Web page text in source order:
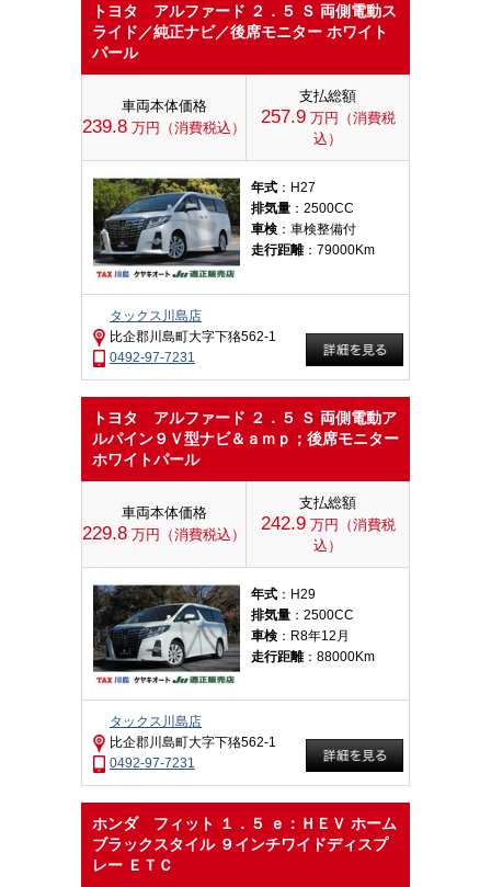
トヨタ アルファード ２．５ Ｓ 両側電動ス
ライド／純正ナビ／後席モニター ホワイト
パール
車両本体価格
239.8 万円（消費税込）
支払総額
257.9万円（消費税
込）
年式 ：H27
排気量 ：2500CC
車検 ：車検整備付
走行距離：79000Km
タックス川島店
比企郡川島町大字下狢562-1
0492-97-7231
トヨタ アルファード ２．５ Ｓ 両側電動ア
ルパイン９Ｖ型ナビ＆ａｍｐ；後席モニター
ホワイトパール
車両本体価格
229.8 万円（消費税込）
支払総額
242.9万円（消費税
込）
年式 ：H29
排気量 ：2500CC
車検 ：R8年12月
走行距離：88000Km
タックス川島店
比企郡川島町大字下狢562-1
0492-97-7231
ホンダ フィット １．５ ｅ：ＨＥＶ ホーム
ブラックスタイル ９インチワイドディスプ
レー ＥＴＣ